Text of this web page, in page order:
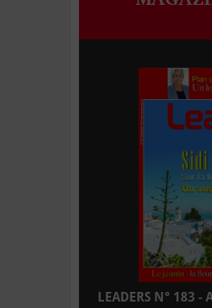
LEADERS N° 183 -